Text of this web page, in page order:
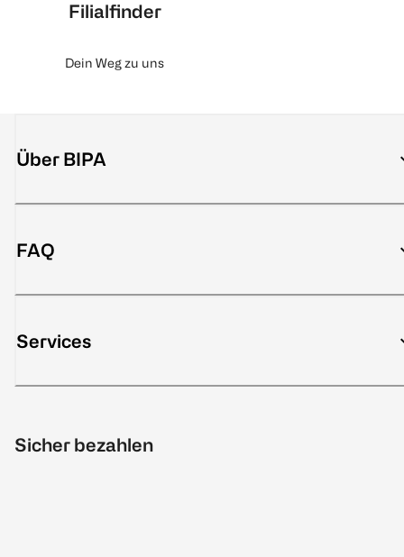
Filialfinder
Dein Weg zu uns
Über BIPA
FAQ
Services
Sicher bezahlen